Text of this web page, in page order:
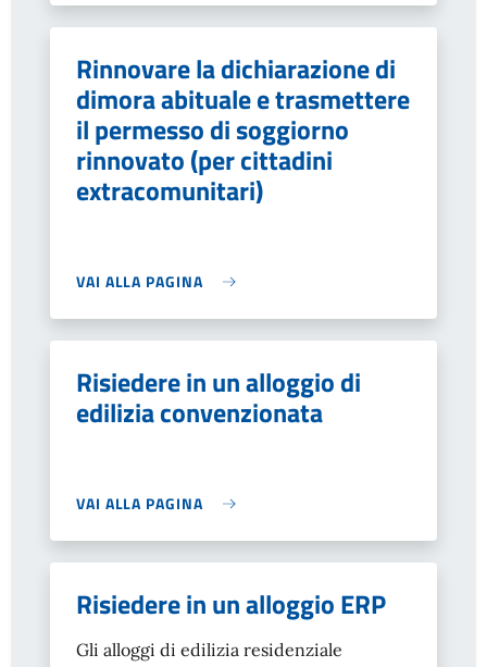
Rinnovare la dichiarazione di
dimora abituale e trasmettere
il permesso di soggiorno
rinnovato (per cittadini
extracomunitari)
VAI ALLA PAGINA
Risiedere in un alloggio di
edilizia convenzionata
VAI ALLA PAGINA
Risiedere in un alloggio ERP
Gli alloggi di edilizia residenziale